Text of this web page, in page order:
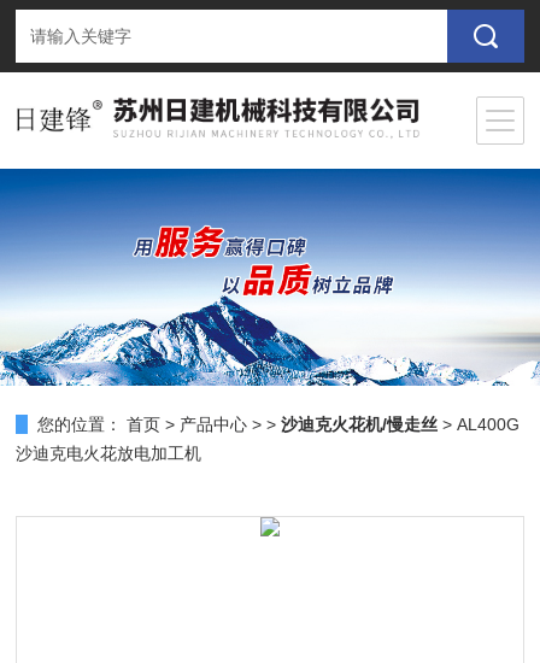
您的位置： 首页 > 产品中心 > >沙迪克火花机/慢走丝 > AL400G
沙迪克电火花放电加工机